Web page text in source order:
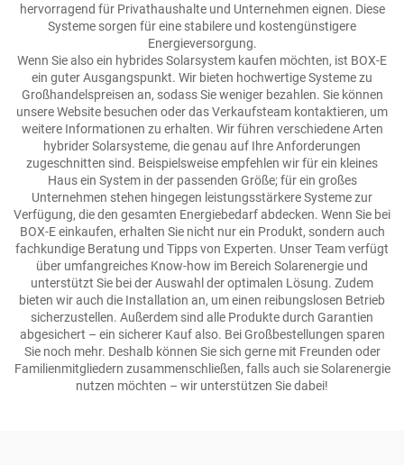
hervorragend für Privathaushalte und Unternehmen eignen. Diese
Systeme sorgen für eine stabilere und kostengünstigere
Energieversorgung.
Wenn Sie also ein hybrides Solarsystem kaufen möchten, ist BOX-E
ein guter Ausgangspunkt. Wir bieten hochwertige Systeme zu
Großhandelspreisen an, sodass Sie weniger bezahlen. Sie können
unsere Website besuchen oder das Verkaufsteam kontaktieren, um
weitere Informationen zu erhalten. Wir führen verschiedene Arten
hybrider Solarsysteme, die genau auf Ihre Anforderungen
zugeschnitten sind. Beispielsweise empfehlen wir für ein kleines
Haus ein System in der passenden Größe; für ein großes
Unternehmen stehen hingegen leistungsstärkere Systeme zur
Verfügung, die den gesamten Energiebedarf abdecken. Wenn Sie bei
BOX-E einkaufen, erhalten Sie nicht nur ein Produkt, sondern auch
fachkundige Beratung und Tipps von Experten. Unser Team verfügt
über umfangreiches Know-how im Bereich Solarenergie und
unterstützt Sie bei der Auswahl der optimalen Lösung. Zudem
bieten wir auch die Installation an, um einen reibungslosen Betrieb
sicherzustellen. Außerdem sind alle Produkte durch Garantien
abgesichert – ein sicherer Kauf also. Bei Großbestellungen sparen
Sie noch mehr. Deshalb können Sie sich gerne mit Freunden oder
Familienmitgliedern zusammenschließen, falls auch sie Solarenergie
nutzen möchten – wir unterstützen Sie dabei!